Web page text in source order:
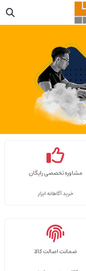
مشاوره تخصصی رایگان
خرید آگاهانه ابزار
ضمانت اصالت کالا